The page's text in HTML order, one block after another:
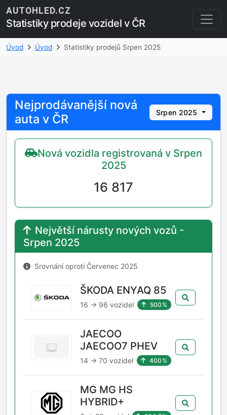
AUTOHLED.CZ
Statistiky prodeje vozidel v ČR
Úvod Úvod Statistiky prodejů Srpen 2025
Nejprodávanější nová
auta v ČR
Srpen 2025
Nová vozidla registrovaná v Srpen
2025
16 817
Největší nárusty nových vozů -
Srpen 2025
Srovnání oproti Červenec 2025
ŠKODA ENYAQ 85
16 → 96 vozidel 500%
JAECOO
JAECOO7 PHEV
14 → 70 vozidel 400%
MG MG HS
HYBRID+